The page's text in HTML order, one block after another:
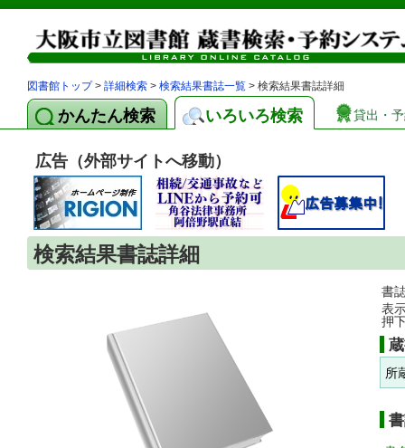
図書館トップ> 詳細検索 > 検索結果書誌一覧 > 検索結果書誌詳細
かんたん検索 いろいろ検索 貸出・
広告（外部サイトへ移動）
検索結果書誌詳細
書
表
押
所